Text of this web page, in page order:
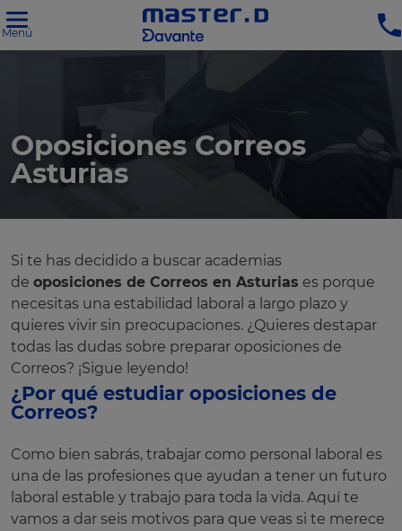
Menú
Oposiciones Correos
Asturias
Si te has decidido a buscar academias
de oposiciones de Correos en Asturias es porque
necesitas una estabilidad laboral a largo plazo y
quieres vivir sin preocupaciones. ¿Quieres destapar
todas las dudas sobre preparar oposiciones de
Correos? ¡Sigue leyendo!
¿Por qué estudiar oposiciones de
Correos?
Como bien sabrás, trabajar como personal laboral es
una de las profesiones que ayudan a tener un futuro
laboral estable y trabajo para toda la vida. Aquí te
vamos a dar seis motivos para que veas si te merece